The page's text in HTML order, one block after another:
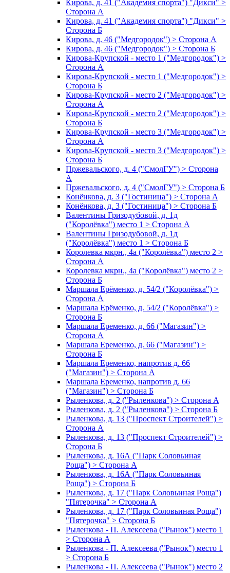
Кирова, д. 41 ("Академия спорта") "Дикси" >
Сторона А
Кирова, д. 41 ("Академия спорта") "Дикси" >
Сторона Б
Кирова, д. 46 ("Медгородок") > Сторона А
Кирова, д. 46 ("Медгородок") > Сторона Б
Кирова-Крупской - место 1 ("Медгородок") >
Сторона А
Кирова-Крупской - место 1 ("Медгородок") >
Сторона Б
Кирова-Крупской - место 2 ("Медгородок") >
Сторона А
Кирова-Крупской - место 2 ("Медгородок") >
Сторона Б
Кирова-Крупской - место 3 ("Медгородок") >
Сторона А
Кирова-Крупской - место 3 ("Медгородок") >
Сторона Б
Пржевальского, д. 4 ("СмолГУ") > Сторона
А
Пржевальского, д. 4 ("СмолГУ") > Сторона Б
Конёнкова, д. 3 ("Гостиница") > Сторона А
Конёнкова, д. 3 ("Гостиница") > Сторона Б
Валентины Гризодубовой, д. 1д
("Королёвка") место 1 > Сторона А
Валентины Гризодубовой, д. 1д
("Королёвка") место 1 > Сторона Б
Королевка мкрн., 4а ("Королёвка") место 2 >
Сторона А
Королевка мкрн., 4а ("Королёвка") место 2 >
Сторона Б
Маршала Ерёменко, д. 54/2 ("Королёвка") >
Сторона А
Маршала Ерёменко, д. 54/2 ("Королёвка") >
Сторона Б
Маршала Еременко, д. 66 ("Магазин") >
Сторона А
Маршала Еременко, д. 66 ("Магазин") >
Сторона Б
Маршала Еременко, напротив д. 66
("Магазин") > Сторона А
Маршала Еременко, напротив д. 66
("Магазин") > Сторона Б
Рыленкова, д. 2 ("Рыленкова") > Сторона А
Рыленкова, д. 2 ("Рыленкова") > Сторона Б
Рыленкова, д. 13 ("Проспект Строителей") >
Сторона А
Рыленкова, д. 13 ("Проспект Строителей") >
Сторона Б
Рыленкова, д. 16А ("Парк Соловьиная
Роща") > Сторона А
Рыленкова, д. 16А ("Парк Соловьиная
Роща") > Сторона Б
Рыленкова, д. 17 ("Парк Соловьиная Роща")
"Пятерочка" > Сторона А
Рыленкова, д. 17 ("Парк Соловьиная Роща")
"Пятерочка" > Сторона Б
Рыленкова - П. Алексеева ("Рынок") место 1
> Сторона А
Рыленкова - П. Алексеева ("Рынок") место 1
> Сторона Б
Рыленкова - П. Алексеева ("Рынок") место 2